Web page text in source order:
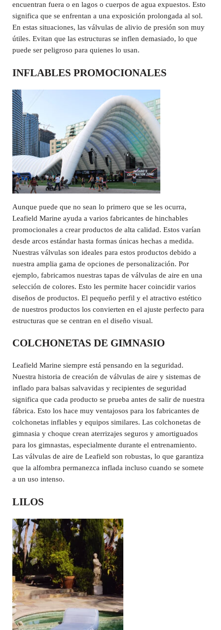
encuentran fuera o en lagos o cuerpos de agua expuestos. Esto
significa que se enfrentan a una exposición prolongada al sol.
En estas situaciones, las válvulas de alivio de presión son muy
útiles. Evitan que las estructuras se inflen demasiado, lo que
puede ser peligroso para quienes lo usan.
INFLABLES PROMOCIONALES
Aunque puede que no sean lo primero que se les ocurra,
Leafield Marine ayuda a varios fabricantes de hinchables
promocionales a crear productos de alta calidad. Estos varían
desde arcos estándar hasta formas únicas hechas a medida.
Nuestras válvulas son ideales para estos productos debido a
nuestra amplia gama de opciones de personalización. Por
ejemplo, fabricamos nuestras tapas de válvulas de aire en una
selección de colores. Esto les permite hacer coincidir varios
diseños de productos. El pequeño perfil y el atractivo estético
de nuestros productos los convierten en el ajuste perfecto para
estructuras que se centran en el diseño visual.
COLCHONETAS DE GIMNASIO
Leafield Marine siempre está pensando en la seguridad.
Nuestra historia de creación de válvulas de aire y sistemas de
inflado para balsas salvavidas y recipientes de seguridad
significa que cada producto se prueba antes de salir de nuestra
fábrica. Esto los hace muy ventajosos para los fabricantes de
colchonetas inflables y equipos similares. Las colchonetas de
gimnasia y choque crean aterrizajes seguros y amortiguados
para los gimnastas, especialmente durante el entrenamiento.
Las válvulas de aire de Leafield son robustas, lo que garantiza
que la alfombra permanezca inflada incluso cuando se somete
a un uso intenso.
LILOS